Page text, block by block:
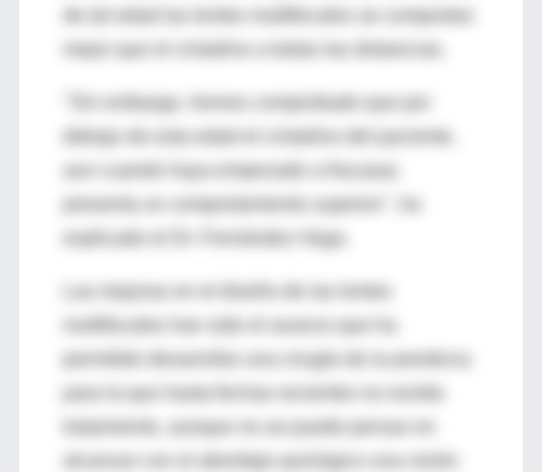
de tal edad las lentes multifocales se comportan
"Sin embargo, hemos comprobado que por
aun cuando haya empezado a fracasar,
presenta un comportamiento superior", ha
explicado el Dr. Fernández-Vega.
permitido desarrollar una cirugía de la presbicia
tratamiento, aunque no se puede pensar en
alcanzar con el abordaje quirúrgico una visión